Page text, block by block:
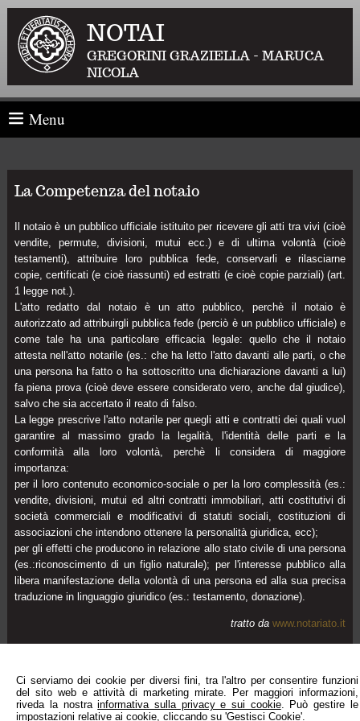
Ci serviamo dei cookie per diversi fini, tra l'altro per consentire funzioni
del sito web e attività di marketing mirate. Per maggiori informazioni,
riveda la nostrainformativa sulla privacy e sui cookie. Può gestire le
impostazioni relative ai cookie, cliccando su 'Gestisci Cookie'.
NOTAI
GREGORINI GRAZIELLA - MARUCA
NICOLA
Menu
La Competenza del notaio
Il notaio è un pubblico ufficiale istituito per ricevere gli atti tra vivi (cioè
vendite, permute, divisioni, mutui ecc.) e di ultima volontà (cioè
testamenti), attribuire loro pubblica fede, conservarli e rilasciarne
copie, certificati (e cioè riassunti) ed estratti (e cioè copie parziali) (art.
1 legge not.).
L'atto redatto dal notaio è un atto pubblico, perchè il notaio è
autorizzato ad attribuirgli pubblica fede (perciò è un pubblico ufficiale) e
come tale ha una particolare efficacia legale: quello che il notaio
attesta nell'atto notarile (es.: che ha letto l'atto davanti alle parti, o che
una persona ha fatto o ha sottoscritto una dichiarazione davanti a lui)
fa piena prova (cioè deve essere considerato vero, anche dal giudice),
salvo che sia accertato il reato di falso.
La legge prescrive l'atto notarile per quegli atti e contratti dei quali vuol
garantire al massimo grado la legalità, l'identità delle parti e la
conformità alla loro volontà, perchè li considera di maggiore
importanza:
per il loro contenuto economico-sociale o per la loro complessità (es.:
vendite, divisioni, mutui ed altri contratti immobiliari, atti costitutivi di
società commerciali e modificativi di statuti sociali, costituzioni di
associazioni che intendono ottenere la personalità giuridica, ecc);
per gli effetti che producono in relazione allo stato civile di una persona
(es.:riconoscimento di un figlio naturale); per l'interesse pubblico alla
libera manifestazione della volontà di una persona ed alla sua precisa
traduzione in linguaggio giuridico (es.: testamento, donazione).
tratto dawww.notariato.it
Studio Notarile Gregorini - Maruca
Sedi di Edolo, Brescia eBotticino